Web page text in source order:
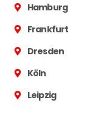
Hamburg
Frankfurt
Dresden
Köln
Leipzig